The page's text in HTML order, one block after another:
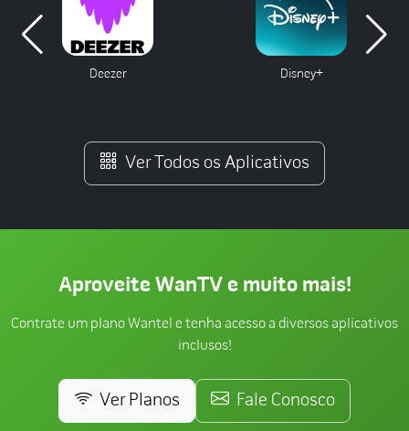
Deezer Disney+
Ver Todos os Aplicativos
Aproveite WanTV e muito mais!
Contrate um plano Wantel e tenha acesso a diversos aplicativos
inclusos!
Ver Planos Fale Conosco